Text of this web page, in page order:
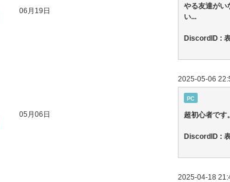
06月19日
やる友達がい
い...
DiscordID :
05月06日
2025-05-06
PC
超初心者です。
DiscordID :
2025-04-18